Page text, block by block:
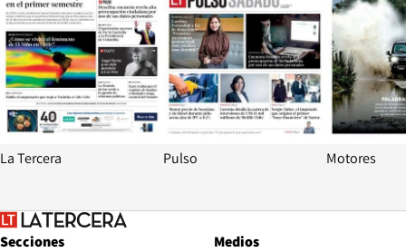
La Tercera Pulso Motores
Secciones
Medios